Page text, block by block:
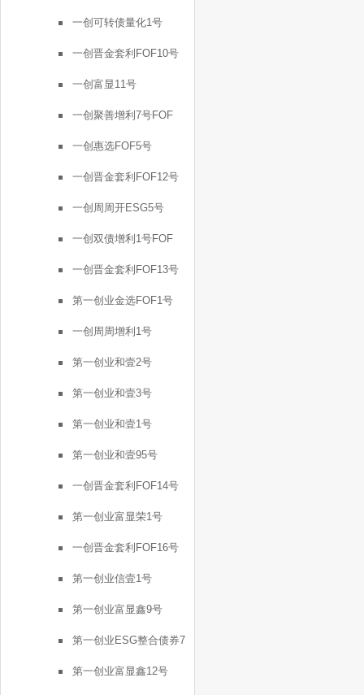
一创可转债量化1号
一创晋金套利FOF10号
一创富显11号
一创聚善增利7号FOF
一创惠选FOF5号
一创晋金套利FOF12号
一创周周开ESG5号
一创双债增利1号FOF
一创晋金套利FOF13号
第一创业金选FOF1号
一创周周增利1号
第一创业和壹2号
第一创业和壹3号
第一创业和壹1号
第一创业和壹95号
一创晋金套利FOF14号
第一创业富显荣1号
一创晋金套利FOF16号
第一创业信壹1号
第一创业富显鑫9号
第一创业ESG整合债券7
号
第一创业富显鑫12号